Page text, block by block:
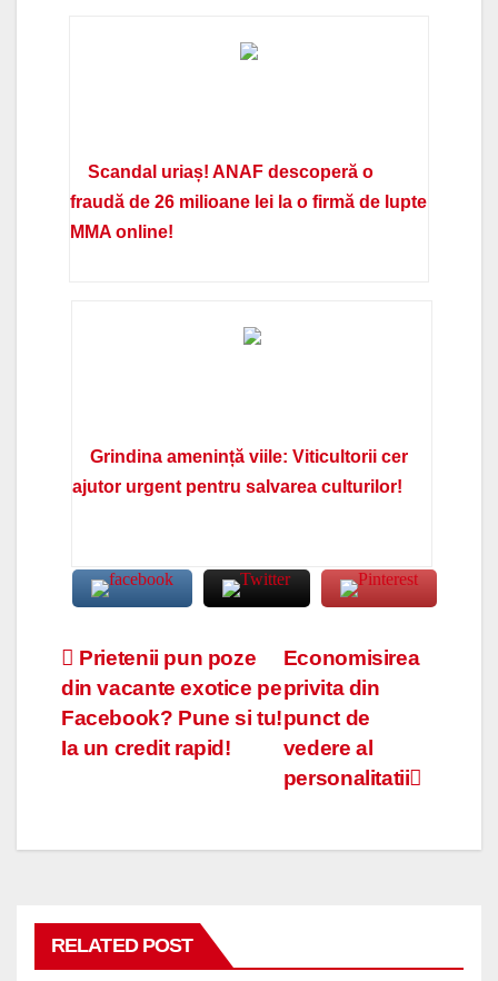
Scandal uriaș! ANAF descoperă o
fraudă de 26 milioane lei la o firmă de lupte
MMA online!
Grindina amenință viile: Viticultorii cer
ajutor urgent pentru salvarea culturilor!
Navigare
în
articole
Economisirea
privita din
punct de
vedere al
personalitatii
Prietenii pun poze
din vacante exotice pe
Facebook? Pune si tu!
Ia un credit rapid!
RELATED POST